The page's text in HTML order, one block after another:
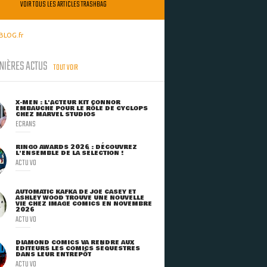
VOIR TOUS LES ARTICLES TRASHBAG
ACTUS TOUT VOIR
X-MEN : L'ACTEUR KIT CONNOR
EMBAUCHÉ POUR LE RÔLE DE CYCLOPS
CHEZ MARVEL STUDIOS
ECRANS
RINGO AWARDS 2026 : DÉCOUVREZ
L'ENSEMBLE DE LA SÉLECTION !
ACTU VO
AUTOMATIC KAFKA DE JOE CASEY ET
ASHLEY WOOD TROUVE UNE NOUVELLE
VIE CHEZ IMAGE COMICS EN NOVEMBRE
2026
ACTU VO
DIAMOND COMICS VA RENDRE AUX
ÉDITEURS LES COMICS SÉQUESTRÉS
DANS LEUR ENTREPÔT
ACTU VO